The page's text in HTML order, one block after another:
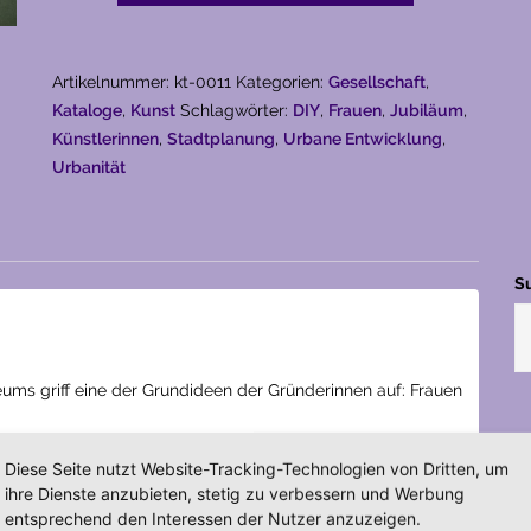
Artikelnummer: kt-0011 Kategorien: Gesellschaft,
Kataloge, Kunst Schlagwörter: DIY, Frauen, Jubiläum,
Künstlerinnen, Stadtplanung, Urbane Entwicklung,
Urbanität
griff eine der Grundideen der Gründerinnen auf: Frauen
Baulücken und die Frage – Wie wollen wir Leben? –
Katalog.
Diese Seite nutzt Website-Tracking-Technologien von Dritten, um
ihre Dienste anzubieten, stetig zu verbessern und Werbung
entsprechend den Interessen der Nutzer anzuzeigen.